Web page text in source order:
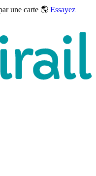
une carte 🌎 Essayez